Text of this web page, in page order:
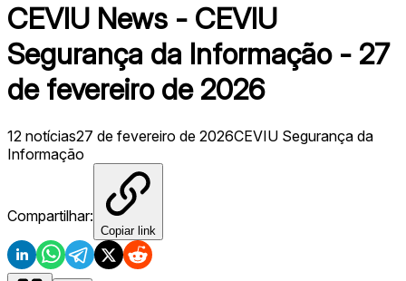
CEVIU News - CEVIU
Segurança da Informação - 27
de fevereiro de 2026
12 notícias27 de fevereiro de 2026CEVIU Segurança da
Informação
Compartilhar:
Copiar link